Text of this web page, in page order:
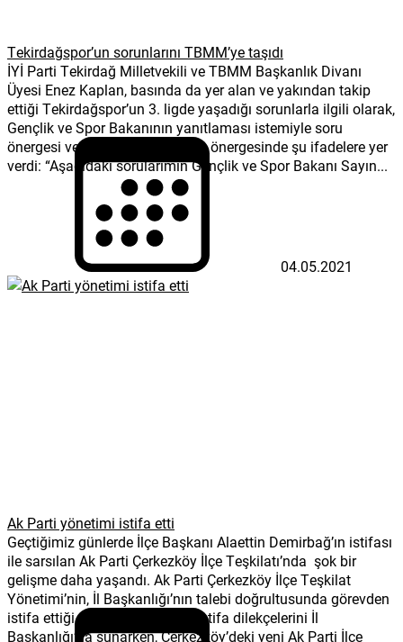
Tekirdağspor’un sorunlarını TBMM’ye taşıdı
İYİ Parti Tekirdağ Milletvekili ve TBMM Başkanlık Divanı
Üyesi Enez Kaplan, basında da yer alan ve yakından takip
ettiği Tekirdağspor’un 3. ligde yaşadığı sorunlarla ilgili olarak,
Gençlik ve Spor Bakanının yanıtlaması istemiyle soru
önergesi verdi İYİ Partili Kaplan, önergesinde şu ifadelere yer
verdi: “Aşağıdaki sorularımın Gençlik ve Spor Bakanı Sayın...
04.05.2021
Ak Parti yönetimi istifa etti
Geçtiğimiz günlerde İlçe Başkanı Alaettin Demirbağ’ın istifası
ile sarsılan Ak Parti Çerkezköy İlçe Teşkilatı’nda şok bir
gelişme daha yaşandı. Ak Parti Çerkezköy İlçe Teşkilat
Yönetimi’nin, İl Başkanlığı’nın talebi doğrultusunda görevden
istifa ettiği öğrenildi. Yönetim istifa dilekçelerini İl
Başkanlığı’na sunarken, Çerkezköy’deki yeni Ak Parti İlçe